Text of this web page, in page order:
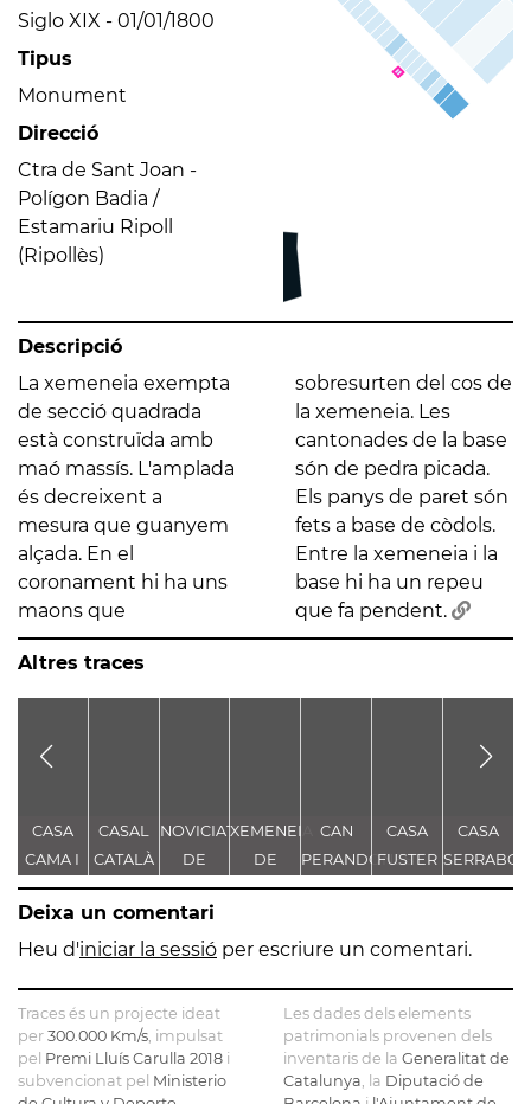
Siglo XIX - 01/01/1800
Tipus
Monument
Direcció
Ctra de Sant Joan -
Polígon Badia /
Estamariu Ripoll
(Ripollès)
Descripció
La xemeneia exempta
de secció quadrada
està construïda amb
maó massís. L'amplada
és decreixent a
mesura que guanyem
alçada. En el
coronament hi ha uns
maons que
sobresurten del cos de
la xemeneia. Les
cantonades de la base
són de pedra picada.
Els panys de paret són
fets a base de còdols.
Entre la xemeneia i la
base hi ha un repeu
que fa pendent.
Altres traces
CASA
CAMA I
ESCURRA
CASAL
CATALÀ
NOVICIAT
DE
NOSTRA
SENYORA
DE LA
XEMENEIA
DE
L'ANTIGA
C.E.L.O.
CAN
PERANDONES
- CASA
FARJAS
CASA
FUSTER
CASA
SERRABOU
Deixa un comentari
Heu d'iniciar la sessió per escriure un comentari.
Traces és un projecte ideat
per 300.000 Km/s , impulsat
pel Premi Lluís Carulla 2018 i
subvencionat pel Ministerio
Les dades dels elements
patrimonials provenen dels
inventaris de la Generalitat de
Catalunya , la Diputació de